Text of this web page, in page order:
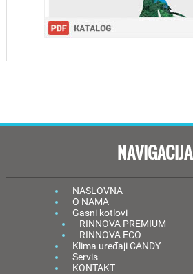
NAVIGACIJA
NASLOVNA
O NAMA
Gasni kotlovi
RINNOVA PREMIUM
RINNOVA ECO
Klima uređaji CANDY
Servis
KONTAKT